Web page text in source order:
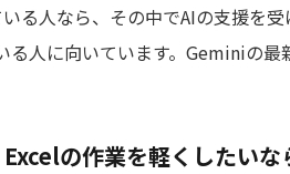
る人なら、その中でAIの支援を
人に向いています。Geminiの最
の作業を軽くしたいな